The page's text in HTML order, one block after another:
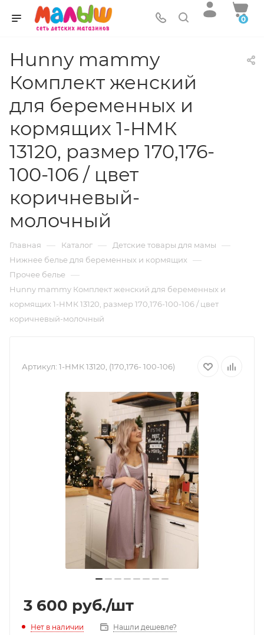
0
Hunny mammy
Комплект женский
для беременных и
кормящих 1-НМК
13120, размер 170,176-
100-106 / цвет
коричневый-
молочный
Главная — Каталог — Детские товары для мамы —
Нижнее белье для беременных и кормящих —
Прочее белье —
Hunny mammy Комплект женский для беременных и
кормящих 1-НМК 13120, размер 170,176-100-106 / цвет
коричневый-молочный
Артикул: 1-НМК 13120, (170,176- 100-106)
3 600 руб./шт
Нет в наличии Нашли дешевле?